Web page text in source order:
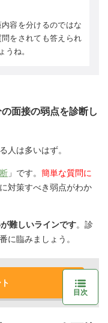
容を分けるのではな
をされても答えられ
うね。
面接の弱点を診断し
人は多いはず。
」です。 簡単な質問に
対策すべき弱点がわか
難しいラインです。診
に臨みましょう。
目次